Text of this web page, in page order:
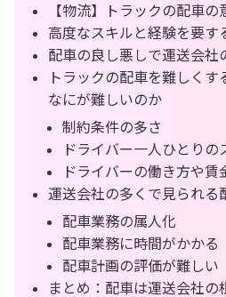
【物流】トラックの配車の
高度なスキルと経験を要す
配車の良し悪しで運送会社
トラックの配車を難しく
なにが難しいのか
制約条件の多さ
ドライバー一人ひとりの
ドライバーの働き方や賃
運送会社の多くで見られる
配車業務の属人化
配車業務に時間がかかる
配車計画の評価が難しい
まとめ：配車は運送会社の